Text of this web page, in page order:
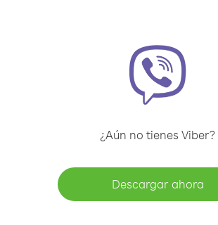
¿Aún no tienes Viber?
Descargar ahora